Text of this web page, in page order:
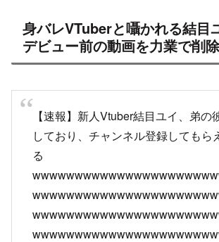
身バレVTuberと囁かれる結目
デビュー前の動画を力業で削除
【速報】新人Vtuber結目ユイ、弟の
しており、チャンネル登録してもら
る